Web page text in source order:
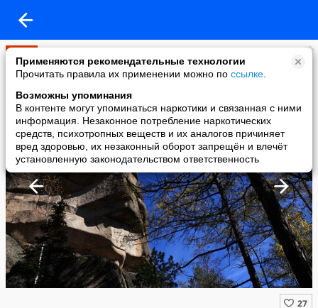
Применяются рекомендательные технологии
Прочитать правила их применении можно по ссылке
Возможны упоминания
В контенте могут упоминаться наркотики и связанная с ними
информация. Незаконное потребление наркотических
средств, психотропных веществ и их аналогов причиняет
вред здоровью, их незаконный оборот запрещён и влечёт
установленную законодательством ответственность
Мир
added a photo
14 May в 12:21